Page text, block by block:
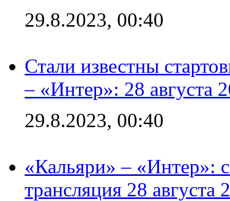
29.8.2023, 00:40
Стали известны
– «Интер»: 28 августа
29.8.2023, 00:40
«Кальяри» – «Интер»:
трансляция 28 августа